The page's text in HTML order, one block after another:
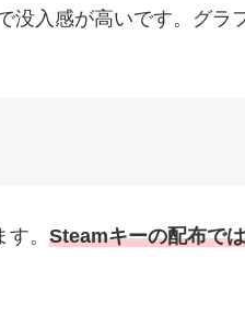
没入感が高いです。グラ
。 Steamキーの配布で